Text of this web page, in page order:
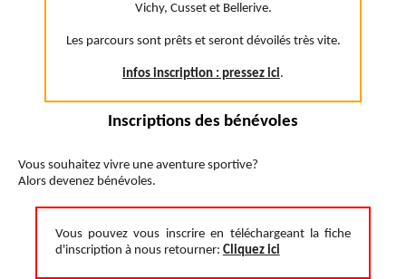
Vichy, Cusset et Bellerive.
Les parcours sont prêts et seront dévoilés très vite.
infos inscription : pressez ici.
Inscriptions des bénévoles
Vous souhaitez vivre une aventure sportive?
Alors devenez bénévoles.
Vous pouvez vous inscrire en téléchargeant la fiche
d'inscription à nous retourner: Cliquez ici